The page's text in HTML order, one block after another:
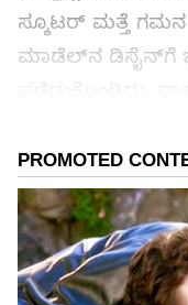
ಸ್ಕೂಟರ್ ಮತ್ತೆ
ಮಾಡೆಲ್‌ನ ಡಿಸೈನ್‌ಗೆ
ಬಿಡುಗಡೆ ಖಚಿತ ಅಂತ
ಭಾರತದ
ಯೋಚಿಸುತ್ತಿದೆ
ಸಮಗ್ರ ಸುದ್ದಿ